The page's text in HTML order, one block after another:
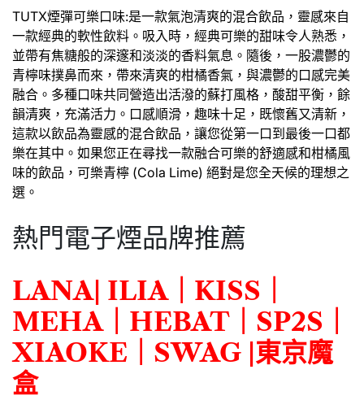
TUTX煙彈可樂口味:是一款氣泡清爽的混合飲品，靈感來自
一款經典的軟性飲料。吸入時，經典可樂的甜味令人熟悉，
並帶有焦糖般的深邃和淡淡的香料氣息。隨後，一股濃鬱的
青檸味撲鼻而來，帶來清爽的柑橘香氣，與濃鬱的口感完美
融合。多種口味共同營造出活潑的蘇打風格，酸甜平衡，餘
韻清爽，充滿活力。口感順滑，趣味十足，既懷舊又清新，
這款以飲品為靈感的混合飲品，讓您從第一口到最後一口都
樂在其中。如果您正在尋找一款融合可樂的舒適感和柑橘風
味的飲品，可樂青檸 (Cola Lime) 絕對是您全天候的理想之
選。
熱門電子煙品牌推薦
LANA| ILIA｜ KISS
MEHA｜ HEBAT SP2S
XIAOKE
SWAG |東京魔
盒